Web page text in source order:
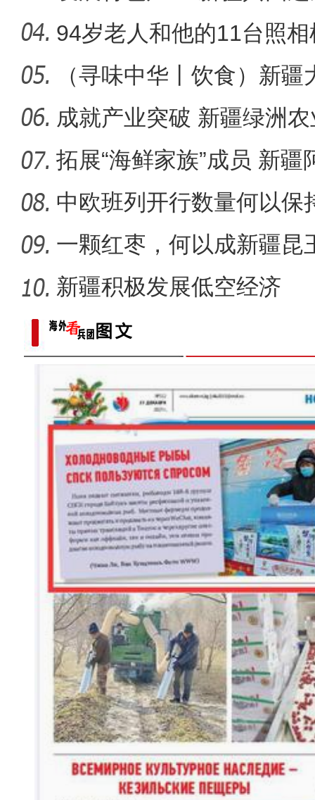
十年·数说 经济
现“南果
94岁老人和他的11台照相
（寻味中华丨饮食）新
的江湖
成就产业突破 新疆绿洲
菌”？
拓展“海鲜家族”成员 新
为“金
中欧班列开行数量何以保
一颗红枣，何以成新疆昆
新疆积极发展低空经济